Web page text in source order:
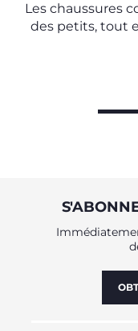
Les chaussures
des petits, tout